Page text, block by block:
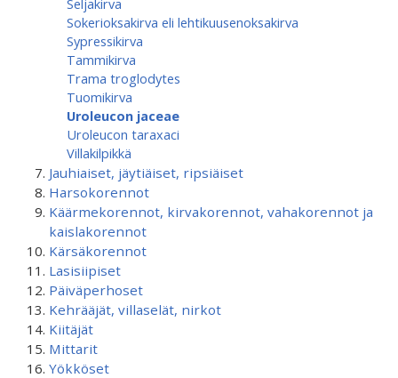
Seljakirva
Sokerioksakirva eli lehtikuusenoksakirva
Sypressikirva
Tammikirva
Trama troglodytes
Tuomikirva
Uroleucon jaceae
Uroleucon taraxaci
Villakilpikkä
Jauhiaiset, jäytiäiset, ripsiäiset
Harsokorennot
Käärmekorennot, kirvakorennot, vahakorennot ja
kaislakorennot
Kärsäkorennot
Lasisiipiset
Päiväperhoset
Kehrääjät, villaselät, nirkot
Kiitäjät
Mittarit
Yökköset